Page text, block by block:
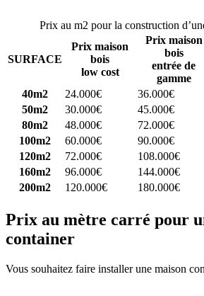
Prix au m2 pour la construction
SURFACE
Prix maison
bois
low cost
Prix maison
bois
entrée de
gamme
40m2
24.000€ 36.000€
50m2
30.000€ 45.000€
80m2
48.000€ 72.000€
100m2
60.000€ 90.000€
120m2
72.000€ 108.000€
160m2
96.000€ 144.000€
200m2
120.000€ 180.000€
Prix au mètre carré pour
container
Vous souhaitez faire installer une maison